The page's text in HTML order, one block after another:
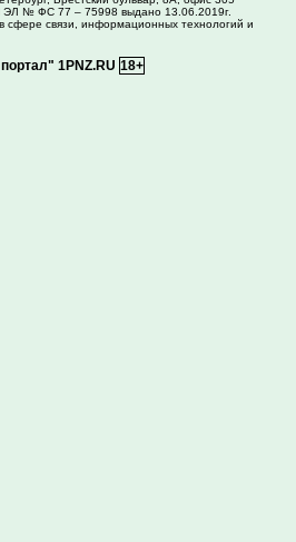
ЭЛ № ФС 77 – 75998 выдано 13.06.2019г.
сфере связи, информационных технологий и
1PNZ.RU 18+